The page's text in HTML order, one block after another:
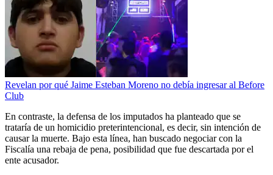
Revelan por qué Jaime Esteban Moreno no debía ingresar al Before
Club
En contraste, la defensa de los imputados ha planteado que se
trataría de un homicidio preterintencional, es decir, sin intención de
causar la muerte. Bajo esta línea, han buscado negociar con la
Fiscalía una rebaja de pena, posibilidad que fue descartada por el
ente acusador.